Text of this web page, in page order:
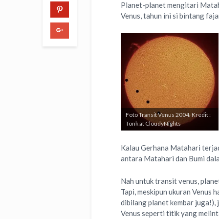
Planet-planet mengitari
Venus, tahun ini si bintang
Foto Transit Venus 2004. Kredit :
Tonk at CloudyNights
Kalau Gerhana Matahari
antara Matahari dan Bumi
Nah untuk transit venus,
Tapi, meskipun ukuran Venus
dibilang planet kembar juga!),
Venus seperti titik yang